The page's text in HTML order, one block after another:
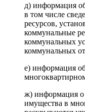
д) информация
в том числе
ресурсов,
коммунальные
коммунальных
коммунальных
е) информация
ж) информация о
имущества в